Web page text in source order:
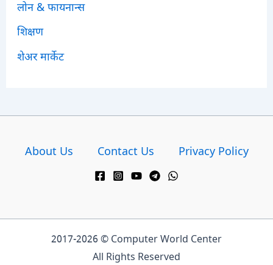
लोन & फायनान्स
शिक्षण
शेअर मार्केट
About Us Contact Us Privacy Policy
2017-2026 © Computer World Center
All Rights Reserved